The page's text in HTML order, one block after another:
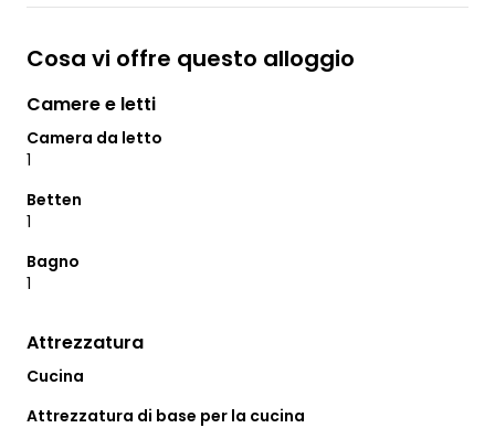
Cosa vi offre questo alloggio
Camere e letti
Camera da letto
1
Betten
1
Bagno
1
Attrezzatura
Cucina
Attrezzatura di base per la cucina